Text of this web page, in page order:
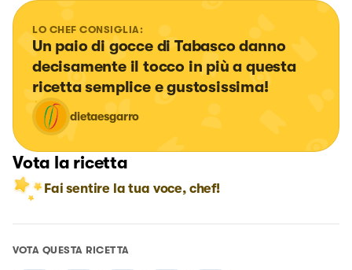
LO CHEF CONSIGLIA:
Un paio di gocce di Tabasco danno
decisamente il tocco in più a questa
ricetta semplice e gustosissima!
dietaesgarro
Vota la ricetta
Fai sentire la tua voce, chef!
VOTA QUESTA RICETTA